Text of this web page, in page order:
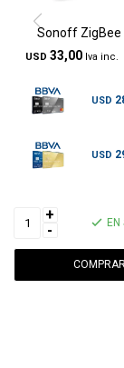
Sonoff ZigBee
USD 33,00
USD
USD
+
-
EN